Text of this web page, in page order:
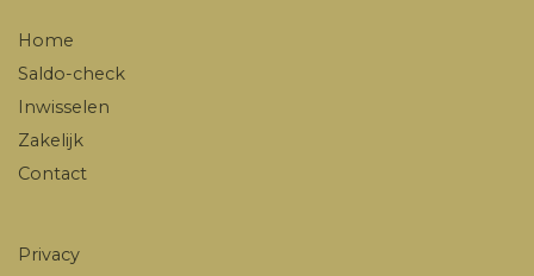
Home
Saldo-check
Inwisselen
Zakelijk
Contact
Privacy